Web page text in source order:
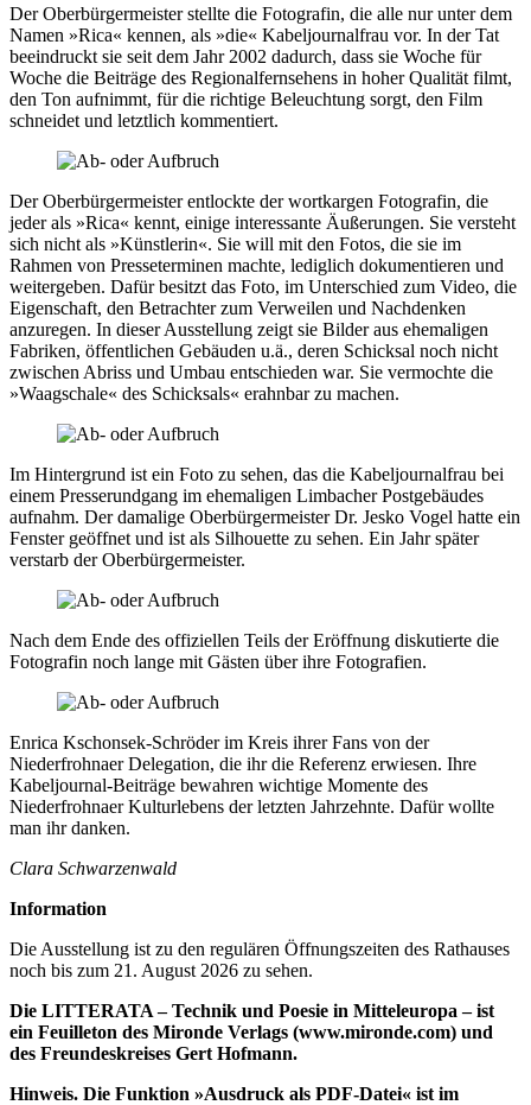
Der Oberbürgermeister stellte die Fotografin, die alle nur unter dem
Namen »Rica« kennen, als »die« Kabeljournalfrau vor. In der Tat
beeindruckt sie seit dem Jahr 2002 dadurch, dass sie Woche für
Woche die Beiträge des Regionalfernsehens in hoher Qualität filmt,
den Ton aufnimmt, für die richtige Beleuchtung sorgt, den Film
schneidet und letztlich kommentiert.
Der Oberbürgermeister entlockte der wortkargen Fotografin, die
jeder als »Rica« kennt, einige interessante Äußerungen. Sie versteht
sich nicht als »Künstlerin«. Sie will mit den Fotos, die sie im
Rahmen von Presseterminen machte, lediglich dokumentieren und
weitergeben. Dafür besitzt das Foto, im Unterschied zum Video, die
Eigenschaft, den Betrachter zum Verweilen und Nachdenken
anzuregen. In dieser Ausstellung zeigt sie Bilder aus ehemaligen
Fabriken, öffentlichen Gebäuden u.ä., deren Schicksal noch nicht
zwischen Abriss und Umbau entschieden war. Sie vermochte die
»Waagschale« des Schicksals« erahnbar zu machen.
Im Hintergrund ist ein Foto zu sehen, das die Kabeljournalfrau bei
einem Presserundgang im ehemaligen Limbacher Postgebäudes
aufnahm. Der damalige Oberbürgermeister Dr. Jesko Vogel hatte ein
Fenster geöffnet und ist als Silhouette zu sehen. Ein Jahr später
verstarb der Oberbürgermeister.
Nach dem Ende des offiziellen Teils der Eröffnung diskutierte die
Fotografin noch lange mit Gästen über ihre Fotografien.
Enrica Kschonsek-Schröder im Kreis ihrer Fans von der
Niederfrohnaer Delegation, die ihr die Referenz erwiesen. Ihre
Kabeljournal-Beiträge bewahren wichtige Momente des
Niederfrohnaer Kulturlebens der letzten Jahrzehnte. Dafür wollte
man ihr danken.
Clara Schwarzenwald
Information
Die Ausstellung ist zu den regulären Öffnungszeiten des Rathauses
noch bis zum 21. August 2026 zu sehen.
Die LITTERATA – Technik und Poesie in Mitteleuropa – ist
ein Feuilleton des Mironde Verlags (www.mironde.com) und
des Freundeskreises Gert Hofmann.
Hinweis. Die Funktion »Ausdruck als PDF-Datei« ist im